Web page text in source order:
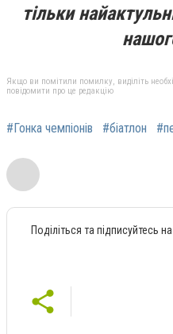
тільки
Якщо ви помітили помилку, виділіть
повідомити про це редакцію
#Гонка чемпіонів #біатлон
Поділіться та підписуйтесь